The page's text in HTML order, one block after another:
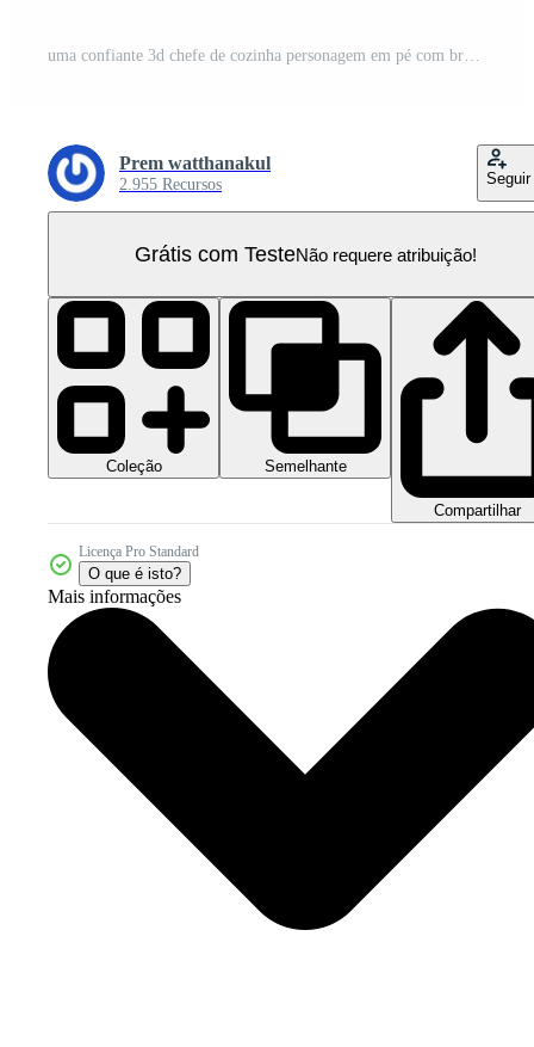
uma confiante 3d chefe de cozinha personagem em pé com braços guardada, segurando uma concha dentro 1 mão. a chefe de cozinha é sorridente e vestindo uma branco uniforme e chefe de cozinha chapéu, expressando Liderança dentro a cozinha. PNG Pro
Prem watthanakul
2.955 Recursos Seguir
Grátis com TesteNão requere atribuição!
Coleção Semelhante
Compartilhar
Licença Pro Standard
O que é isto?
Mais informações